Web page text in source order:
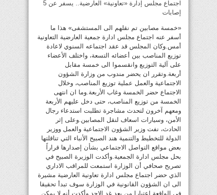
اجتماع مجلس إدارة «تعاونية» العارضية.. يسفر عن 5
إصابات
«خمسة مصابين تم نقلهم الى المستشفى» هذا ما
أسفر عنه اجتماع مجلس ادارة جمعية العارضية التعاونية
أمس.وكان المجلس قد عقد اجتماعه السنوي لاعادة
توزيع المناصب بين أعضائه التسعة، واختلف الأعضاء
على آلية التوزيع وانقسموا الى خمسة مقابل
أربعة.وتقرر ان يحضر مندوب من وزارة الشؤون
الاجتماعية والعمل عملية توزيع المناصب، وخلال
الاجتماع حضر الخمسة وغاب الأربعة.وما ان انتهى
الخمسة من توزيع المناصب، حتى دخل عليهم الأربعة
ومعهم آخرون لتحدث مشاجرة تطلبت استدعاء رجال
الأمن، وسيارات اسعاف لنقل المصابين.وعلى إثر
الحادث، نفت وزير الشؤون الاجتماعية والعمل ووزير
الدولة للتخطيط والتنمية هند الصبيح الأنباء التي تناقلتها
بعض مواقع التواصل الاجتماعي بشأن إصدارها قراراً
بحل مجلس ادارة الجمعية.وأكدت الوزيرة الصبيح في
تصريح صحافي أن الوزارة استمعت للمراقب الاداري
الذي حضر اجتماع مجلس ادارة تعاونية العارضية مشيرة
الى ان الشؤون القانونية في الوزارة سوف تبدأ تحقيقا
في الواقعة اعتبارا من بعد غد الاحد.وأكدت أنه لا يمكن